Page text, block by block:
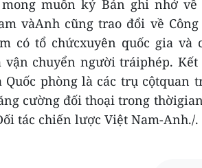
muốn ký Bản ghi nhớ về
vàAnh cũng trao đổi về
có tổ chứcxuyên quốc gia và
chuyển người tráiphép.
phòng là các trụ cộtquan
cường đối thoại trong
tác chiến lược Việt Nam-Anh./.